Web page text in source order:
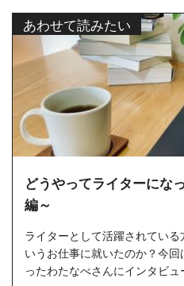
あわせて読みたい
どうやってライターにな
編～
ライターとして活躍されてい
いうお仕事に就いたのか？今
ったわたなべさんにインタビュ